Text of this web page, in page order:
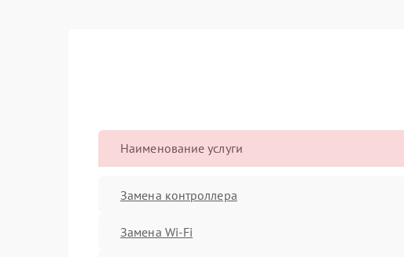
Наименование услуги
Замена контроллера
Замена Wi-Fi